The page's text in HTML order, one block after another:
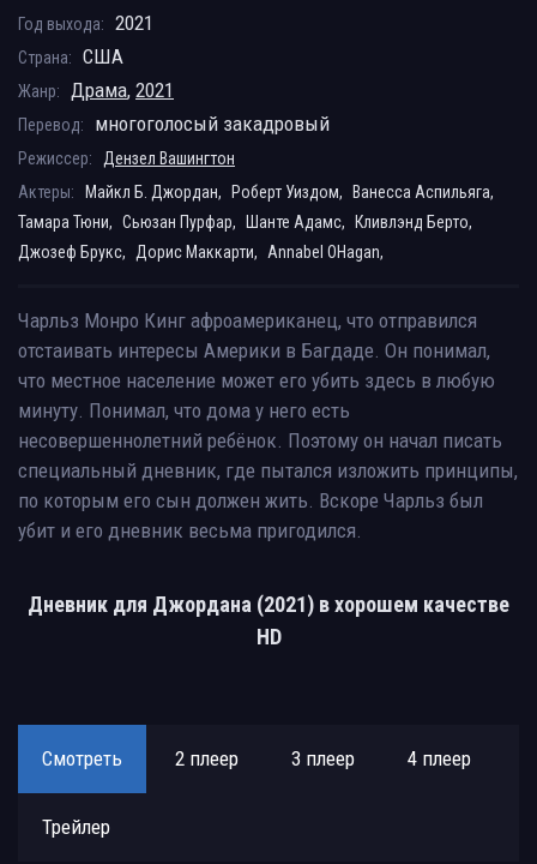
Год выхода: 2021
Страна: США
Жанр: Драма, 2021
Перевод: многоголосый закадровый
Режиссер:
Дензел Вашингтон
Актеры:
Майкл Б. Джордан, Роберт Уиздом,
Ванесса Аспильяга,
Тамара Тюни, Сьюзан Пурфар, Шанте Адамс,
Кливлэнд Берто,
Джозеф Брукс,
Дорис Маккарти, Annabel OHagan,
Чарльз Монро Кинг афроамериканец, что отправился
отстаивать интересы Америки в Багдаде. Он понимал,
что местное население может его убить здесь в любую
минуту. Понимал, что дома у него есть
несовершеннолетний ребёнок. Поэтому он начал писать
специальный дневник, где пытался изложить принципы,
по которым его сын должен жить. Вскоре Чарльз был
убит и его дневник весьма пригодился.
Дневник для Джордана (2021) в хорошем качестве
HD
Смотреть 2 плеер 3 плеер 4 плеер
Трейлер